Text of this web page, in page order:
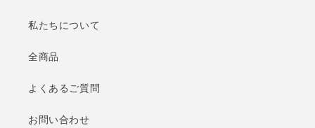
私たちについて
全商品
よくあるご質問
お問い合わせ